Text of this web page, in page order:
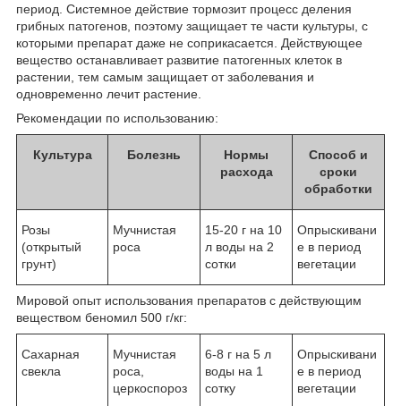
период. Системное действие тормозит процесс деления
грибных патогенов, поэтому защищает те части культуры, с
которыми препарат даже не соприкасается. Действующее
вещество останавливает развитие патогенных клеток в
растении, тем самым защищает от заболевания и
одновременно лечит растение.
Рекомендации по использованию:
Культура Болезнь
Нормы
расхода
Способ и
сроки
обработки
Розы
(открытый
грунт)
Мучнистая
роса
15-20 г на 10
л воды на 2
сотки
Опрыскивани
е в период
вегетации
Мировой опыт использования препаратов с действующим
веществом беномил 500 г/кг:
Сахарная
свекла
Мучнистая
роса,
церкоспороз
6-8 г на 5 л
воды на 1
сотку
Опрыскивани
е в период
вегетации